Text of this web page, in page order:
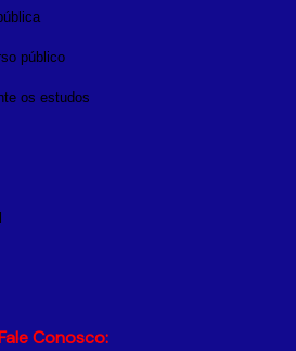
público
os estudos
Conosco: